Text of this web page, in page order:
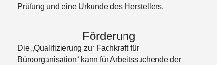
Prüfung und eine Urkunde des Herstellers.
Förderung
Die „Qualifizierung zur Fachkraft für
Büroorganisation“ kann für Arbeitssuchende der